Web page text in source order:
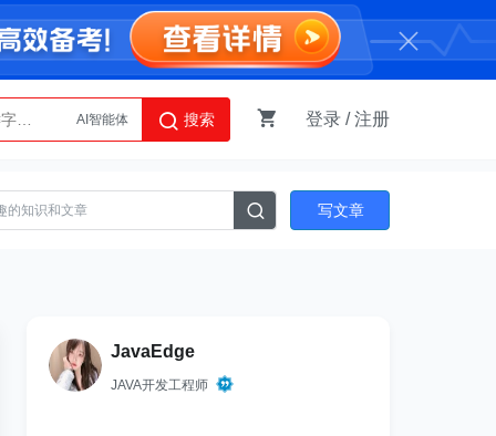
Python
AI智能体
搜索 登录 /注册
写文章
JavaEdge
JAVA开发工程师